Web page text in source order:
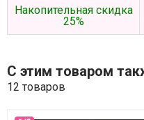
Накопительная скидка
25%
С этим товаром
12 товаров